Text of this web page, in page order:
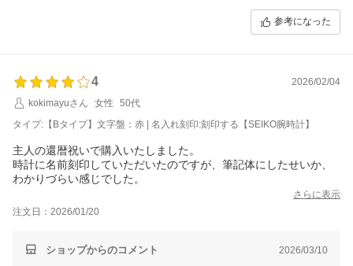
渡しの日が素敵なものとなりますよう心よりお祈りしております。また
のご利用を心よりお待ちしております。ありがとうございました！
参考になった
4
2026/02/04
kokimayuさん
女性
50代
タイプ:【Bタイプ】文字盤：赤 | 名入れ刻印:刻印する【SEIKO腕時計】
主人の還暦祝いで購入いたしました。
時計に名前刻印していただいたのですが、筆記体にしたせいか、
わかりづらい感じでした。
さらに表示
注文日：2026/01/20
ショップからのコメント 2026/03/10